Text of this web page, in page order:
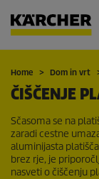
Nakupovalna
Home Dom in vrt
ČIŠČENJE
Sčasoma se na
zaradi cestne
aluminijasta
brez rje, je
nasveti o čiščenju